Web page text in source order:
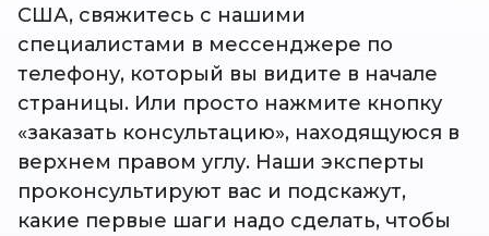
США, свяжитесь с нашими
специалистами в мессенджере по
телефону, который вы видите в начале
страницы. Или просто нажмите кнопку
«заказать консультацию», находящуюся в
верхнем правом углу. Наши эксперты
проконсультируют вас и подскажут,
какие первые шаги надо сделать, чтобы